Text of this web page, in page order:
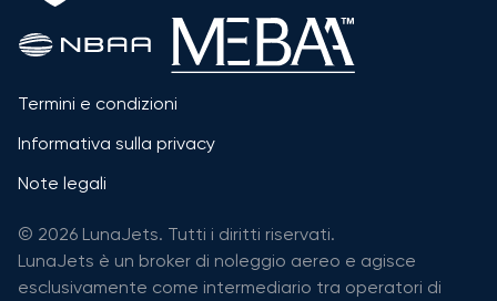
Termini e condizioni
Informativa sulla privacy
Note legali
© 2026 LunaJets. Tutti i diritti riservati.
LunaJets è un broker di noleggio aereo e agisce
esclusivamente come intermediario tra operatori di